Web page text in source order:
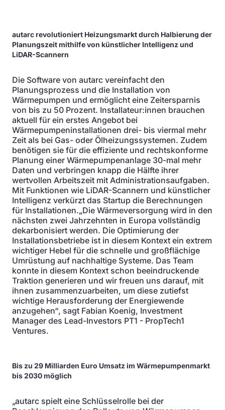
autarc revolutioniert Heizungsmarkt durch Halbierung der
Planungszeit mithilfe von künstlicher Intelligenz und
LiDAR-Scannern
Die Software von autarc vereinfacht den
Planungsprozess und die Installation von
Wärmepumpen und ermöglicht eine Zeitersparnis
von bis zu 50 Prozent. Installateur:innen brauchen
aktuell für ein erstes Angebot bei
Wärmepumpeninstallationen drei- bis viermal mehr
Zeit als bei Gas- oder Ölheizungssystemen. Zudem
benötigen sie für die effiziente und rechtskonforme
Planung einer Wärmepumpenanlage 30-mal mehr
Daten und verbringen knapp die Hälfte ihrer
wertvollen Arbeitszeit mit Administrationsaufgaben.
Mit Funktionen wie LiDAR-Scannern und künstlicher
Intelligenz verkürzt das Startup die Berechnungen
für Installationen.„Die Wärmeversorgung wird in den
nächsten zwei Jahrzehnten in Europa vollständig
dekarbonisiert werden. Die Optimierung der
Installationsbetriebe ist in diesem Kontext ein extrem
wichtiger Hebel für die schnelle und großflächige
Umrüstung auf nachhaltige Systeme. Das Team
konnte in diesem Kontext schon beeindruckende
Traktion generieren und wir freuen uns darauf, mit
ihnen zusammenzuarbeiten, um diese zutiefst
wichtige Herausforderung der Energiewende
anzugehen“, sagt Fabian Koenig, Investment
Manager des Lead-Investors PT1 - PropTech1
Ventures.
Bis zu 29 Milliarden Euro Umsatz im Wärmepumpenmarkt
bis 2030 möglich
„autarc spielt eine Schlüsselrolle bei der